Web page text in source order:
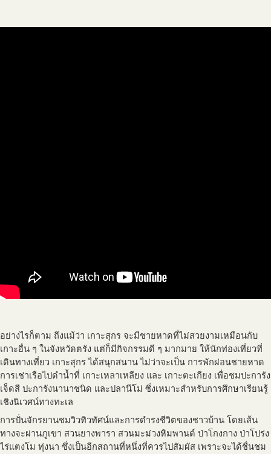
อย่างไรก็ตาม ถึงแม้ว่า เกาะสุกร จะมีชายหาดที่ไม่สวยงามเหมือนกับ
เกาะอื่น ๆ ในจังหวัดตรัง แต่ก็มีกิจกรรมดี ๆ มากมาย ให้นักท่องเที่ยวที่
เดินทางเที่ยว เกาะสุกร ได้สนุกสนาน ไม่ว่าจะเป็น การพักผ่อนชายหาด
การเช่าเรือไปดำน้ำที่ เกาะเหลาเหลียง และ เกาะตะเกียง เพื่อชมปะการัง
เจ็ดสี ปะการังนานาชนิด และปลานีโม่ ซึ่งเหมาะสำหรับการศึกษาเรียนรู้
เชิงนิเวศน์ทางทะเล
การปั่นจักรยานชมวิวทิวทัศน์และการดำรงชีวิตของชาวบ้าน โดยเส้น
ทางจะผ่านภูเขา สวนยางพารา สวนมะม่วงหิมพานต์ ป่าโกงกาง ป่าโปร่ง
ไร่แตงโม ทุ่งนา ซึ่งเป็นอีกสถานที่หนึ่งที่ควรไปสัมผัส เพราะจะได้ชื่นชม